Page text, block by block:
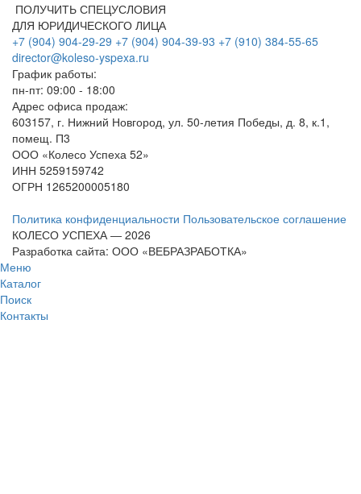
ПОЛУЧИТЬ СПЕЦУСЛОВИЯ
ДЛЯ ЮРИДИЧЕСКОГО ЛИЦА
+7 (904) 904-29-29 +7 (904) 904-39-93 +7 (910) 384-55-65
director@koleso-yspexa.ru
График работы:
пн-пт: 09:00 - 18:00
Адрес офиса продаж:
603157, г. Нижний Новгород, ул. 50-летия Победы, д. 8, к.1,
помещ. П3
ООО «Колесо Успеха 52»
ИНН 5259159742
ОГРН 1265200005180
Политика конфиденциальности Пользовательское соглашение
КОЛЕСО УСПЕХА ― 2026
Разработка сайта: ООО «ВЕБРАЗРАБОТКА»
Меню
Каталог
Поиск
Контакты